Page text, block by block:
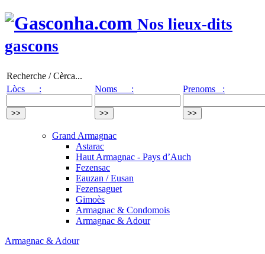
Nos lieux-dits
gascons
Recherche / Cèrca...
Lòcs :
Noms : Prenoms :
Grand Armagnac
Astarac
Haut Armagnac - Pays d’Auch
Fezensac
Eauzan / Eusan
Fezensaguet
Gimoès
Armagnac & Condomois
Armagnac & Adour
Armagnac & Adour